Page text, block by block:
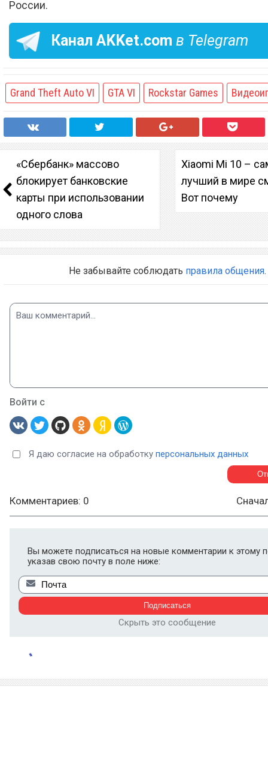
России.
Канал AKKet.com в Telegram
Grand Theft Auto VI GTA VI Rockstar Games
«Сбербанк» массово
блокирует банковские
карты при использовании
одного слова
Xiaomi Mi 10 –
лучший в мире
Вот почему
Не забывайте соблюдать правила общения.
Войти с
Я даю согласие на обработку персональных данных
Комментариев: 0
Вы можете подписаться на новые комментарии к этому
указав свою почту в поле ниже:
Скрыть это сообщение